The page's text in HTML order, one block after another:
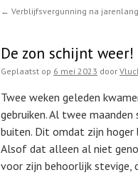
← Verblijfsvergunning na
De zon schijnt weer!
Geplaatst op 6 mei 2023 door
Twee weken geleden
gebruiken. Al twee
buiten. Dit omdat zijn hoger
Alsof dat alleen al niet
voor zijn behoorlijk stevige,